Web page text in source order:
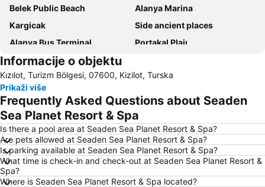
Belek Public Beach
Alanya Marina
Kargicak
Side ancient places
Alanya Bus Terminal
Portakal Plajı
Kadriye Public Beach
Sealanya Dolphin Park
Alanya Bazaar
Informacije o objektu
Kızılot, Turizm Bölgesi, 07600, Kizilot, Turska
Prikaži više
Frequently Asked Questions about Seaden
Sea Planet Resort & Spa
Is there a pool area at Seaden Sea Planet Resort & Spa?
Are pets allowed at Seaden Sea Planet Resort & Spa?
Is parking available at Seaden Sea Planet Resort & Spa?
What time is check-in and check-out at Seaden Sea Planet Resort &
Spa?
Where is Seaden Sea Planet Resort & Spa located?